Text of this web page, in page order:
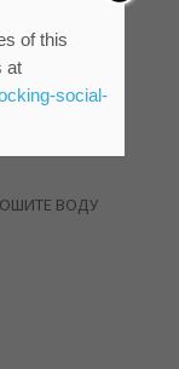
УЛИЦИ
ВОДУ
of this
at
social-